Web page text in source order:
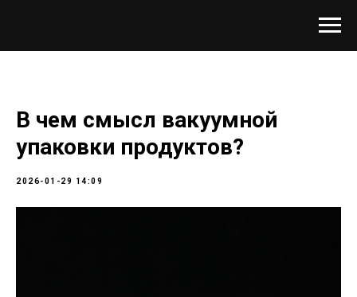
В чем смысл вакуумной
упаковки продуктов?
2026-01-29 14:09